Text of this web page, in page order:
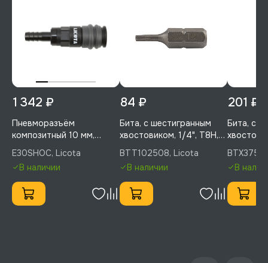
1 342 ₽
Пневморазъём
композитный 10 мм,
Licota, E30SHOC
E30SHOC, Licota
В наличии
84 ₽
Бита, с шестигранным
хвостовиком, 1/4", T8H,
25 мм, 1 шт, Licota,
BTT102508
BTT102508, Licota
В наличии
201 ₽
Бита, с
75 мм, 1
В